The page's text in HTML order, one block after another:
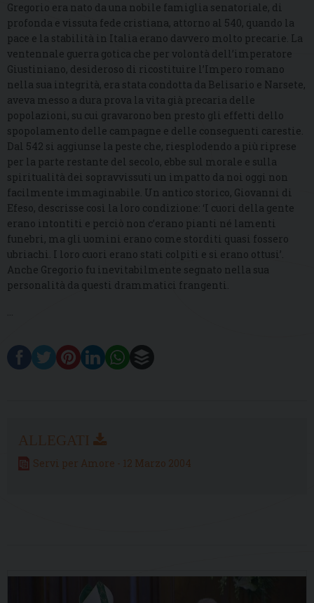
Gregorio era nato da una nobile famiglia senatoriale, di
profonda e vissuta fede cristiana, attorno al 540, quando la
pace e la stabilità in Italia erano davvero molto precarie. La
ventennale guerra gotica che per volontà dell’imperatore
Giustiniano, desideroso di ricostituire l’Impero romano
nella sua integrità, era stata condotta da Belisario e Narsete,
aveva messo a dura prova la vita già precaria delle
popolazioni, su cui gravarono ben presto gli effetti dello
spopolamento delle campagne e delle conseguenti carestie.
Dal 542 si aggiunse la peste che, riesplodendo a più riprese
per la parte restante del secolo, ebbe sul morale e sulla
spiritualità dei sopravvissuti un impatto da noi oggi non
facilmente immaginabile. Un antico storico, Giovanni di
Efeso, descrisse così la loro condizione: ‘I cuori della gente
erano intontiti e perciò non c’erano pianti né lamenti
funebri, ma gli uomini erano come storditi quasi fossero
ubriachi. I loro cuori erano stati colpiti e si erano ottusi’.
Anche Gregorio fu inevitabilmente segnato nella sua
personalità da questi drammatici frangenti.
…
Servi per Amore - 12 Marzo 2004